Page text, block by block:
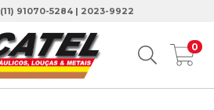
(11) 91070-5284 | 2023-9922
0